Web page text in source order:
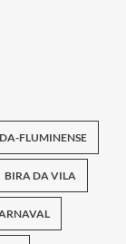
FLUMINENSE
BIRA DA VILA